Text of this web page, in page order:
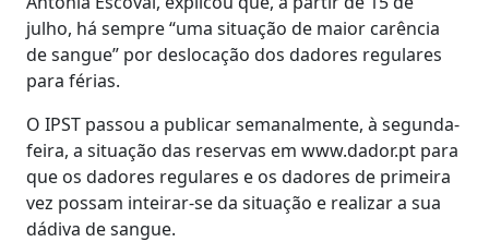
julho, há sempre “uma situação de maior carência
de sangue” por deslocação dos dadores regulares
para férias.
O IPST passou a publicar semanalmente, à segunda-
feira, a situação das reservas em www.dador.pt para
que os dadores regulares e os dadores de primeira
vez possam inteirar-se da situação e realizar a sua
dádiva de sangue.